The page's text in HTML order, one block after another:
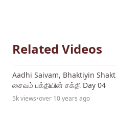
Related Videos
Aadhi Saivam, Bhaktiyin
சைவம் பக்தியின் சக்தி Day 04
5k views•over 10 years ago